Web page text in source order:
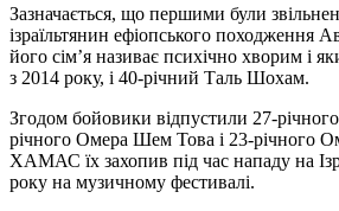
Зазначається, що першими були
ізраїльтянин ефіопського походження
його сім’я називає психічно хворим і
з 2014 року, і 40-річний Таль Шохам.
Згодом бойовики відпустили 27-
річного Омера Шем Това і 23-річного
ХАМАС їх захопив під час нападу на
року на музичному фестивалі.